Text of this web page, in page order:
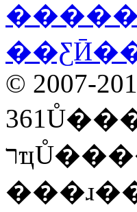
© 2007-
רҵŮ��������ݡ����ʡ�ʱ���ۺ��Ż�